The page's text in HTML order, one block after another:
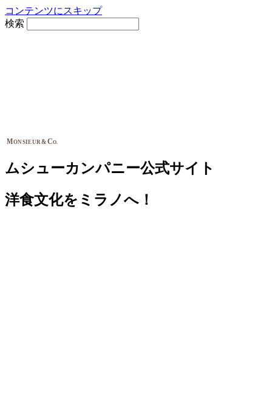
コンテンツにスキップ
検索
MONSIEUR&CO.
ムシューカンパニー公式サイト
洋食文化をミラノへ！